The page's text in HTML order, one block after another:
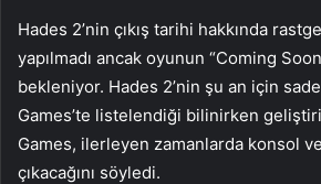
Hades 2’nin çıkış tarihi hakkında
yapılmadı ancak oyunun “Coming
bekleniyor. Hades 2’nin şu an için
Games’te listelendiği bilinirken
Games, ilerleyen zamanlarda konsol
çıkacağını söyledi.